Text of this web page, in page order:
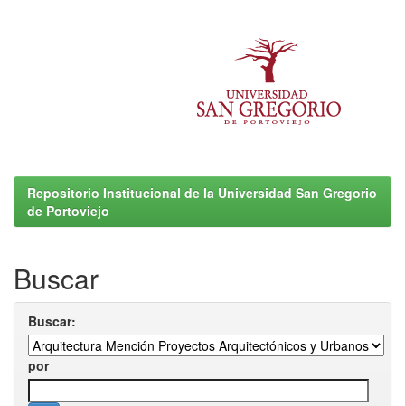
Repositorio Institucional de la Universidad San Gregorio
de Portoviejo
Buscar
Buscar:
por